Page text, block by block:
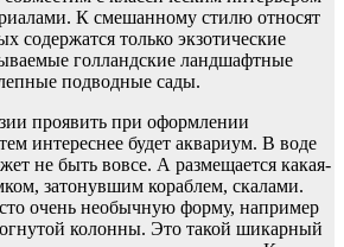
К смешанному стилю относят
содержатся только экзотические
голландские ландшафтные
подводные сады.
проявить при оформлении
интереснее будет аквариум. В воде
не быть вовсе. А размещается какая-
затонувшим кораблем, скалами.
очень необычную форму, например
колонны. Это такой шикарный